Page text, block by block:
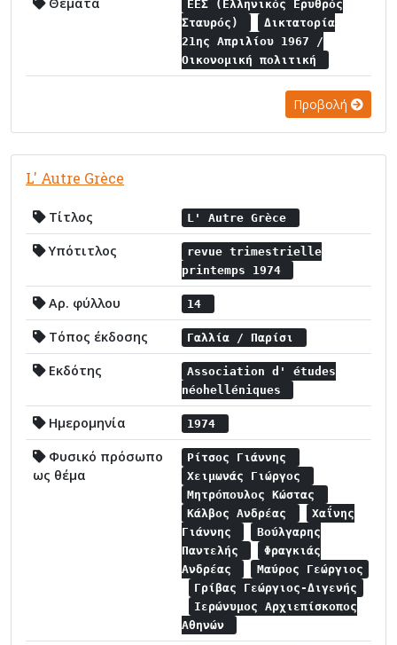
ΕΕΣ (Ελληνικός Ερυθρός
Σταυρός)
Δικτατορία
21ης Απριλίου 1967 /
Οικονομική πολιτική
Προβολή
L' Autre Grèce
Τίτλος L' Autre Grèce
Υπότιτλος
revue trimestrielle
printemps 1974
Αρ. φύλλου 14
Τόπος έκδοσης Γαλλία / Παρίσι
Εκδότης
Association d' études
néohelléniques
Ημερομηνία 1974
Φυσικό πρόσωπο
ως θέμα
Ρίτσος Γιάννης
Χειμωνάς Γιώργος
Μητρόπουλος Κώστας
Κάλβος Ανδρέας
Χαΐνης
Γιάννης
Βούλγαρης
Παντελής
Φραγκιάς
Ανδρέας
Μαύρος Γεώργιος
Γρίβας Γεώργιος-Διγενής
Ιερώνυμος Αρχιεπίσκοπος
Αθηνών